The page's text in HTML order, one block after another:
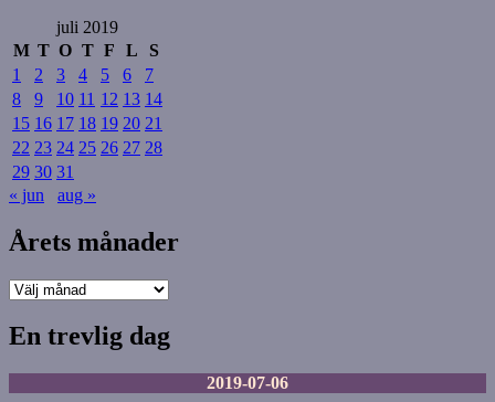
juli 2019
M T O T F L
S
1
2 3 4 5 6
7
8
9 10 11 12 13 14
15 16 17 18 19 20 21
22 23 24 25 26 27 28
29 30 31
« jun
aug »
Årets månader
Årets
En trevlig dag
2019-07-06